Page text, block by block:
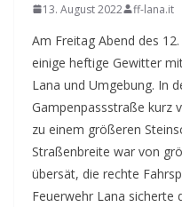
13. August 2022 ff-lana.it
Am Freitag Abend des
einige heftige Gewitter
Lana und Umgebung. In
Gampenpassstraße kurz
zu einem größeren
Straßenbreite war von
übersät, die rechte
Feuerwehr Lana sicherte